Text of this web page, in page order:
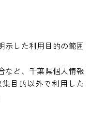
示した利用目的の範囲
など、千葉県個人情報
目的以外で利用した